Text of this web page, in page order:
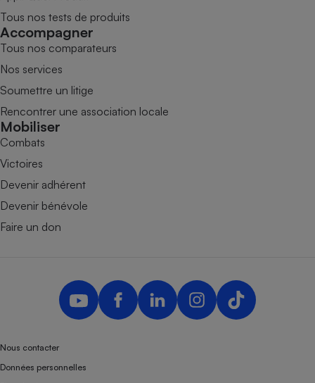
Tous nos tests de produits
Accompagner
Tous nos comparateurs
Nos services
Soumettre un litige
Rencontrer une association locale
Mobiliser
Combats
Victoires
Devenir adhérent
Devenir bénévole
Faire un don
Nous contacter
Données personnelles